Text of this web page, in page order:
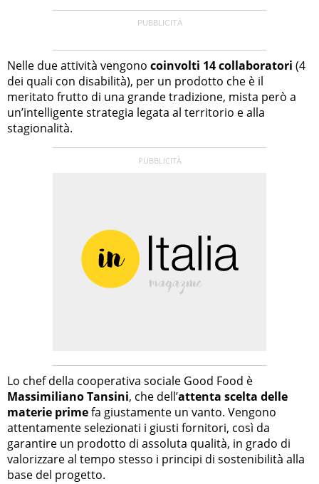
Nelle due attività vengono coinvolti 14 collaboratori (4
dei quali con disabilità), per un prodotto che è il
meritato frutto di una grande tradizione, mista però a
un’intelligente strategia legata al territorio e alla
stagionalità.
Lo chef della cooperativa sociale Good Food è
Massimiliano Tansini, che dell’attenta scelta delle
materie primefa giustamente un vanto. Vengono
attentamente selezionati i giusti fornitori, così da
garantire un prodotto di assoluta qualità, in grado di
valorizzare al tempo stesso i principi di sostenibilità alla
base del progetto.